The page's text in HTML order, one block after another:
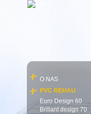
O NAS
PVC REHAU
Euro Design 60
Brillant design 70